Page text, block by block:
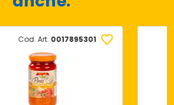
Cod. Art. 0017895301